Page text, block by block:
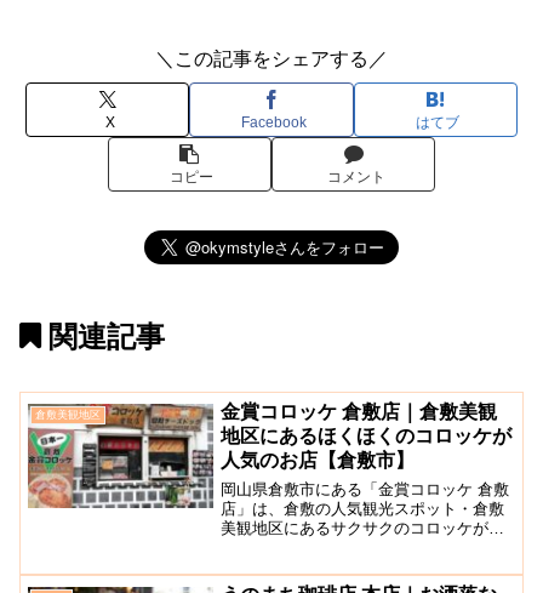
＼この記事をシェアする／
X Facebook はてブ
コピー コメント
関連記事
倉敷美観地区
金賞コロッケ 倉敷店｜倉敷美観
地区にあるほくほくのコロッケが
人気のお店【倉敷市】
岡山県倉敷市にある「金賞コロッケ 倉敷
店」は、倉敷の人気観光スポット・倉敷
美観地区にあるサクサクのコロッケが人
ッグやソフトクリームの販売も行われて